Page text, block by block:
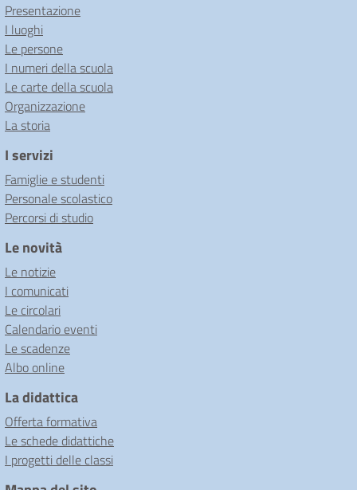
Presentazione
I luoghi
Le persone
I numeri della scuola
Le carte della scuola
Organizzazione
La storia
I servizi
Famiglie e studenti
Personale scolastico
Percorsi di studio
Le novità
Le notizie
I comunicati
Le circolari
Calendario eventi
Le scadenze
Albo online
La didattica
Offerta formativa
Le schede didattiche
I progetti delle classi